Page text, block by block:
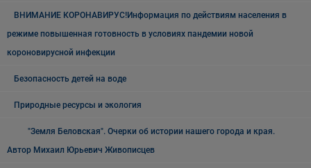
ВНИМАНИЕ КОРОНАВИРУС!Информация по действиям населения в
режиме повышенная готовность в условиях пандемии новой
короновирусной инфекции
Безопасность детей на воде
Природные ресурсы и экология
"Земля Беловская". Очерки об истории нашего города и края.
Автор Михаил Юрьевич Живописцев